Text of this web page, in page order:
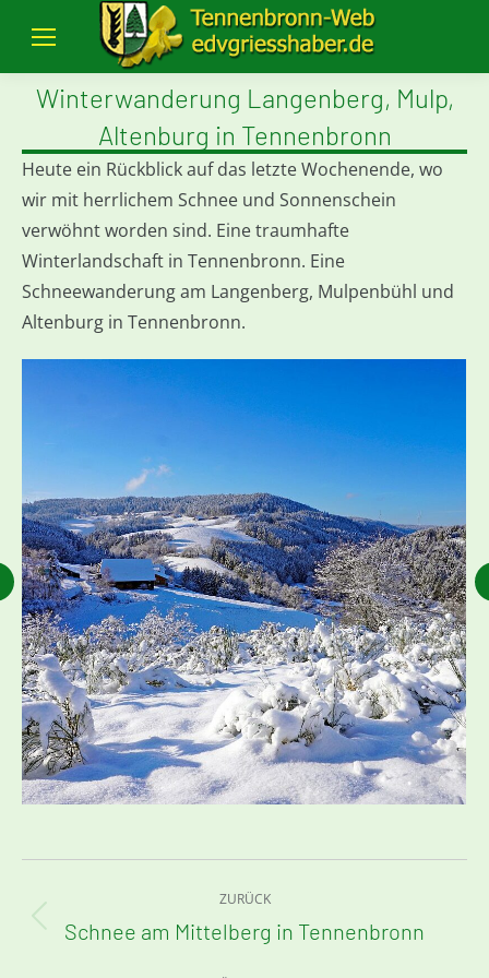
Winterwanderung Langenberg, Mulp,
Altenburg in Tennenbronn
Heute ein Rückblick auf das letzte Wochenende, wo
wir mit herrlichem Schnee und Sonnenschein
verwöhnt worden sind. Eine traumhafte
Winterlandschaft in Tennenbronn. Eine
Schneewanderung am Langenberg, Mulpenbühl und
Altenburg in Tennenbronn.
ZURÜCK
Vorheriger
Schnee am Mittelberg in Tennenbronn